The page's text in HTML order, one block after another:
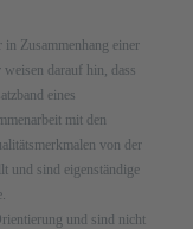
Zusammenhang einer
darauf hin, dass
eines
mit den
von der
sind eigenständige
und sind nicht